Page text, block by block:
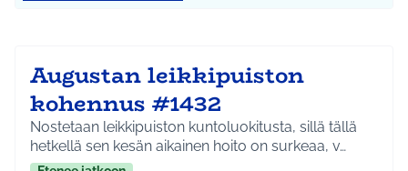
Augustan leikkipuiston
kohennus #1432
Nostetaan leikkipuiston kuntoluokitusta, sillä tällä
hetkellä sen kesän aikainen hoito on surkeaa, v…